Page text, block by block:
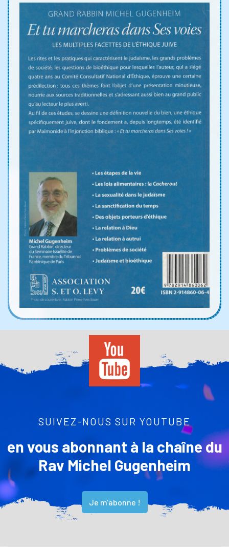
SUIVEZ-NOUS SUR YOUTUBE
en vous abonnant à la chaîne du
Rav Michel Gugenheim
Je m'abonne !